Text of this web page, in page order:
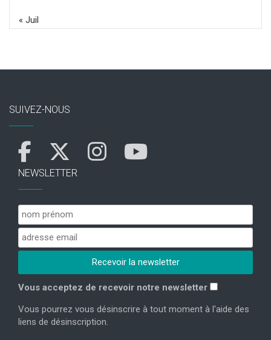
« Juil
SUIVEZ-NOUS
NEWSLETTER
Vous acceptez de recevoir notre newsletter
Vous pourrez vous désinscrire à tout moment à l'aide des
liens de désinscription.